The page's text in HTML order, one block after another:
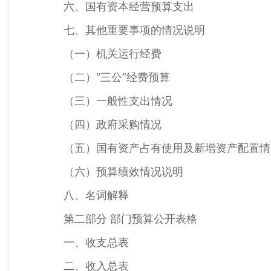
六、国有资本经营预算支出
七、其他重要事项的情况说明
（一）机关运行经费
（二）“三公”经费预算
（三）一般性支出情况
（四）政府采购情况
（五）国有资产占有使用及新增资产配置
（六）预算绩效情况说明
八、名词解释
第二部分 部门预算公开表格
一、收支总表
二、收入总表